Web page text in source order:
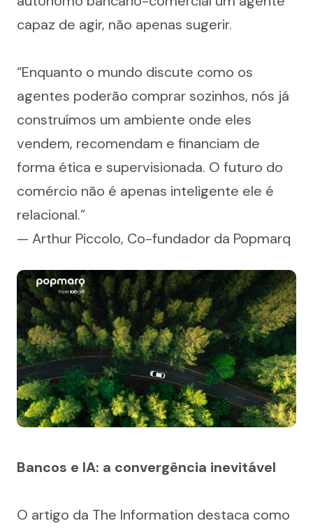
capaz de agir, não apenas sugerir.
“Enquanto o mundo discute como os
agentes poderão comprar sozinhos, nós já
construímos um ambiente onde eles
vendem, recomendam e financiam de
forma ética e supervisionada. O futuro do
comércio não é apenas inteligente ele é
relacional.”
— Arthur Piccolo, Co-fundador da Popmarq
Bancos e IA: a convergência inevitável
O artigo da The Information destaca como